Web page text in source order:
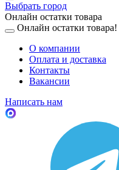
Выбрать город
Онлайн остатки товара
Онлайн остатки товара!
О компании
Оплата и доставка
Контакты
Вакансии
Написать нам